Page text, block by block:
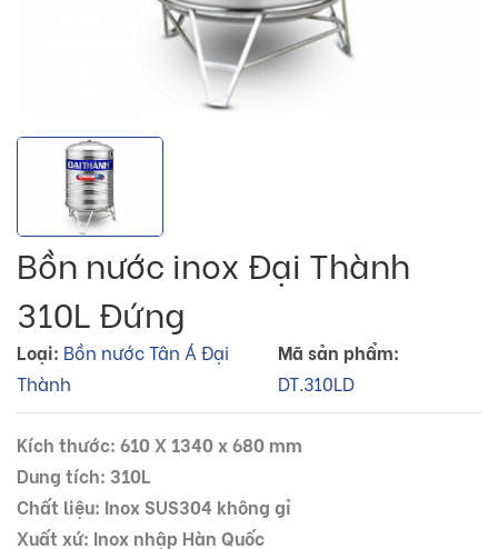
Bồn nước inox Đại Thành
310L Đứng
Loại: Bồn nước Tân Á Đại
Thành
Mã sản phẩm:
DT.310LD
Kích thước: 610 X 1340 x 680 mm
Dung tích: 310L
Chất liệu: Inox SUS304 không gỉ
Xuất xứ: Inox nhập Hàn Quốc